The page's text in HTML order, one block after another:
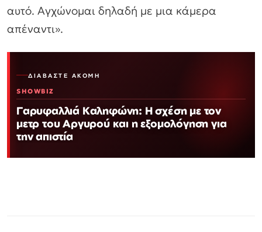
αυτό. Αγχώνομαι δηλαδή με μια κάμερα
απέναντι».
ΔΙΑΒΆΣΤΕ ΑΚΌΜΗ
SHOWBIZ
Γαρυφαλλιά Καληφώνη: Η σχέση με τον
μετρ του Αργυρού και η εξομολόγηση για
την απιστία